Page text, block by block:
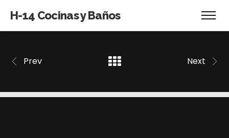
H-14 Cocinas y Baños
Prev Next